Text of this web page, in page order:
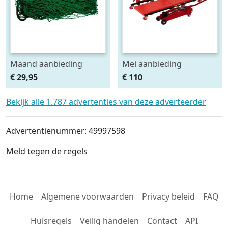
Maand aanbieding
Afdeknet 4x2 mtr maas
4.5 x 4.5 cm
€ 29,95
Mei aanbieding
Monteursligkar+2 tons
krik + 2 assteunen
€ 110
Bekijk alle 1.787 advertenties van deze adverteerder
Advertentienummer: 49997598
Meld tegen de regels
Home Algemene voorwaarden Privacy beleid FAQ
Huisregels Veilig handelen Contact API